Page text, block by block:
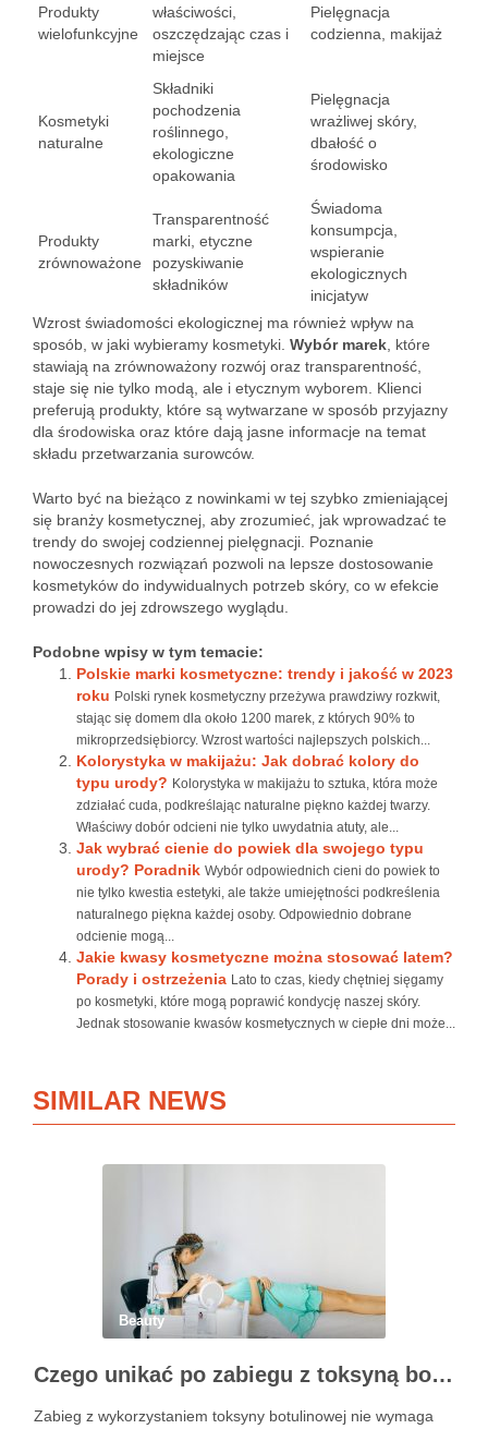
Produkty
wielofunkcyjne
właściwości,
oszczędzając czas i
miejsce
Pielęgnacja
codzienna, makijaż
Kosmetyki
naturalne
Składniki
pochodzenia
roślinnego,
ekologiczne
opakowania
Pielęgnacja
wrażliwej skóry,
dbałość o
środowisko
Produkty
zrównoważone
Transparentność
marki, etyczne
pozyskiwanie
składników
Świadoma
konsumpcja,
wspieranie
ekologicznych
inicjatyw
Wzrost świadomości ekologicznej ma również wpływ na
sposób, w jaki wybieramy kosmetyki. Wybór marek , które
stawiają na zrównoważony rozwój oraz transparentność,
staje się nie tylko modą, ale i etycznym wyborem. Klienci
preferują produkty, które są wytwarzane w sposób przyjazny
dla środowiska oraz które dają jasne informacje na temat
składu przetwarzania surowców.
Warto być na bieżąco z nowinkami w tej szybko zmieniającej
się branży kosmetycznej, aby zrozumieć, jak wprowadzać te
trendy do swojej codziennej pielęgnacji. Poznanie
nowoczesnych rozwiązań pozwoli na lepsze dostosowanie
kosmetyków do indywidualnych potrzeb skóry, co w efekcie
prowadzi do jej zdrowszego wyglądu.
Podobne wpisy w tym temacie:
Polskie marki kosmetyczne: trendy i jakość w 2023
roku Polski rynek kosmetyczny przeżywa prawdziwy rozkwit,
stając się domem dla około 1200 marek, z których 90% to
mikroprzedsiębiorcy. Wzrost wartości najlepszych polskich...
Kolorystyka w makijażu: Jak dobrać kolory do
typu urody? Kolorystyka w makijażu to sztuka, która może
zdziałać cuda, podkreślając naturalne piękno każdej twarzy.
Właściwy dobór odcieni nie tylko uwydatnia atuty, ale...
Jak wybrać cienie do powiek dla swojego typu
urody? Poradnik Wybór odpowiednich cieni do powiek to
nie tylko kwestia estetyki, ale także umiejętności podkreślenia
naturalnego piękna każdej osoby. Odpowiednio dobrane
odcienie mogą...
Jakie kwasy kosmetyczne można stosować latem?
Porady i ostrzeżenia Lato to czas, kiedy chętniej sięgamy
po kosmetyki, które mogą poprawić kondycję naszej skóry.
Jednak stosowanie kwasów kosmetycznych w ciepłe dni może...
SIMILAR NEWS
Beauty
Czego unikać po zabiegu z toksyną botulinową?
Zabieg z wykorzystaniem toksyny botulinowej nie wymaga